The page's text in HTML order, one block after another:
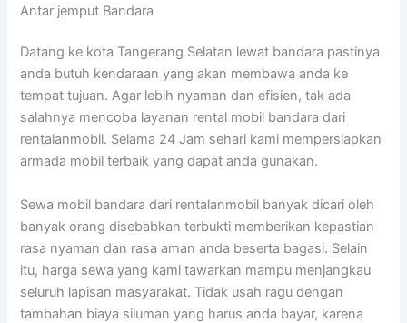
Antar jemput Bandara
Datang ke kota Tangerang Selatan lewat bandara pastinya
anda butuh kendaraan yang akan membawa anda ke
tempat tujuan. Agar lebih nyaman dan efisien, tak ada
salahnya mencoba layanan rental mobil bandara dari
rentalanmobil. Selama 24 Jam sehari kami mempersiapkan
armada mobil terbaik yang dapat anda gunakan.
Sewa mobil bandara dari rentalanmobil banyak dicari oleh
banyak orang disebabkan terbukti memberikan kepastian
rasa nyaman dan rasa aman anda beserta bagasi. Selain
itu, harga sewa yang kami tawarkan mampu menjangkau
seluruh lapisan masyarakat. Tidak usah ragu dengan
tambahan biaya siluman yang harus anda bayar, karena